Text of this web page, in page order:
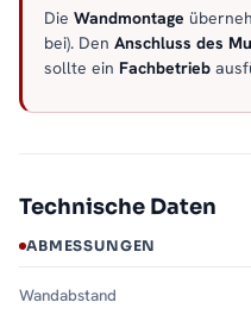
Die Wandmontage
bei). Den Anschluss des
sollte ein Fachbetrieb
Technische Daten
ABMESSUNGEN
Wandabstand